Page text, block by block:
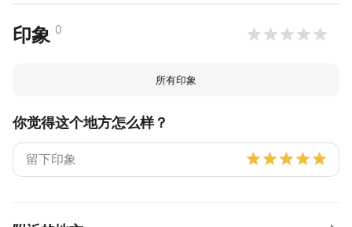
印象 0
所有印象
你觉得这个地方怎么样？